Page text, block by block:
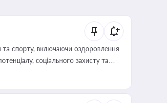
та спорту, включаючи оздоровлення
соціального захисту та